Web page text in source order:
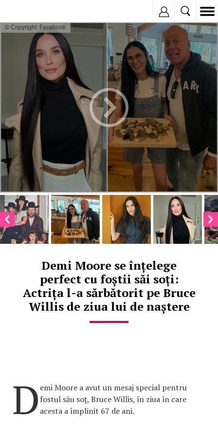
© Copyright: Facebook
Demi Moore se înțelege
perfect cu foștii săi soți:
Actrița l-a sărbătorit pe Bruce
Willis de ziua lui de naștere
D emi Moore a avut un mesaj special pentru
fostul său soț, Bruce Willis, în ziua în care
acesta a împlinit 67 de ani.